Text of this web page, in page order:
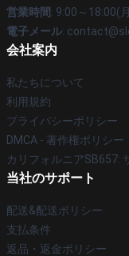
営業時間: 9:00～18:00(
電子メール:
会社案内
私たちについて
利用規約
プライバシーポリシー
DMCA - 著作権ポリシー
カリフォルニアSB657:
当社のサポート
配送&配送ポリシー
支払条件
返品・返金ポリシー